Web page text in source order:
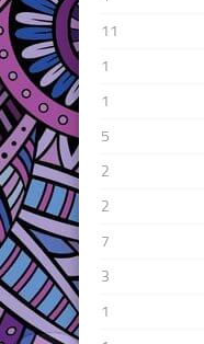
11
1
1
5
2
2
7
3
1